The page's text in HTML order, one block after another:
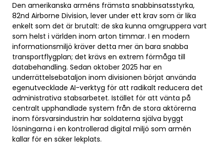
Den amerikanska arméns främsta snabbinsatsstyrka,
82nd Airborne Division, lever under ett krav som är lika
enkelt som det är brutalt: de ska kunna omgruppera vart
som helst i världen inom arton timmar. I en modern
informationsmiljö kräver detta mer än bara snabba
transportflygplan; det krävs en extrem förmåga till
databehandling. Sedan oktober 2025 har en
underrättelsebataljon inom divisionen börjat använda
egenutvecklade AI-verktyg för att radikalt reducera det
administrativa stabsarbetet. Istället för att vänta på
centralt upphandlade system från de stora aktörerna
inom försvarsindustrin har soldaterna själva byggt
lösningarna i en kontrollerad digital miljö som armén
kallar för en säker lekplats.